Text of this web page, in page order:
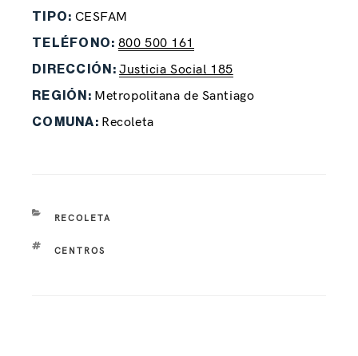
TIPO: CESFAM
TELÉFONO: 800 500 161
DIRECCIÓN:Justicia Social 185
REGIÓN: Metropolitana de Santiago
COMUNA: Recoleta
RECOLETA
CENTROS